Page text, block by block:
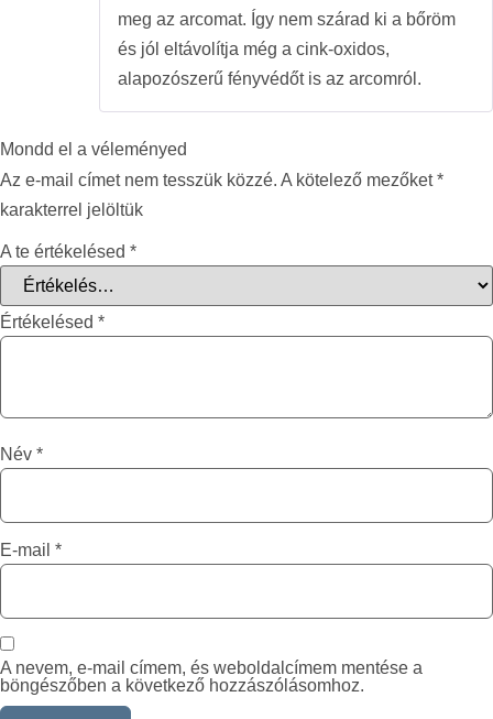
meg az arcomat. Így nem szárad ki a bőröm
és jól eltávolítja még a cink-oxidos,
alapozószerű fényvédőt is az arcomról.
Mondd el a véleményed
Az e-mail címet nem tesszük közzé. A kötelező mezőket*
karakterrel jelöltük
A te értékelésed *
Értékelésed *
Név *
E-mail *
A nevem, e-mail címem, és weboldalcímem mentése a
böngészőben a következő hozzászólásomhoz.